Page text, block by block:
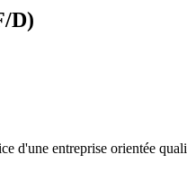
D)
d'une entreprise orientée